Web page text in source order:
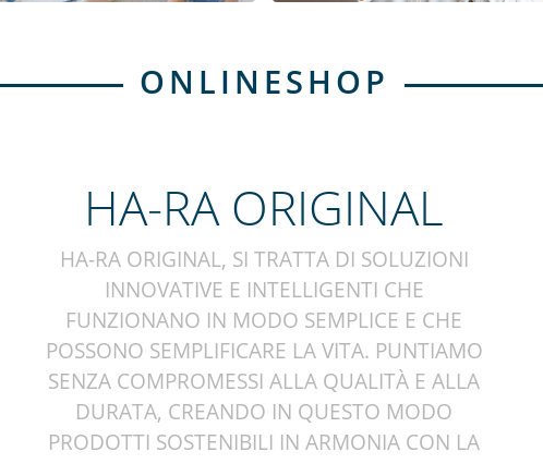
ONLINESHOP
HA-RA ORIGINAL
HA-RA ORIGINAL, SI TRATTA DI SOLUZIONI
INNOVATIVE E INTELLIGENTI CHE
FUNZIONANO IN MODO SEMPLICE E CHE
POSSONO SEMPLIFICARE LA VITA. PUNTIAMO
SENZA COMPROMESSI ALLA QUALITÀ E ALLA
DURATA, CREANDO IN QUESTO MODO
PRODOTTI SOSTENIBILI IN ARMONIA CON LA